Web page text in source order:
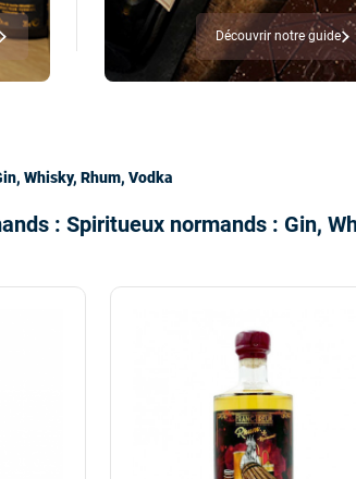
Découvrir notre guide
Whisky, Rhum, Vodka
: Spiritueux normands : Gin,